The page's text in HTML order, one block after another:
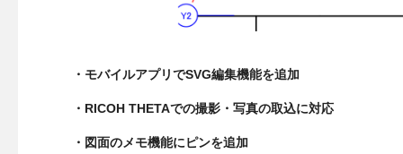
・モバイルアプリでSVG編集機能を追加
・RICOH THETAでの撮影・写真の取込に対応
・図面のメモ機能にピンを追加